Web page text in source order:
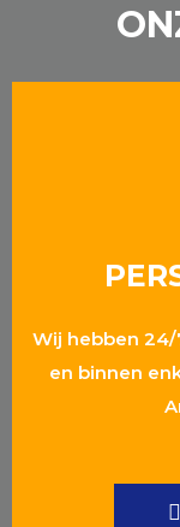
Wij hebben 24/
en binnen